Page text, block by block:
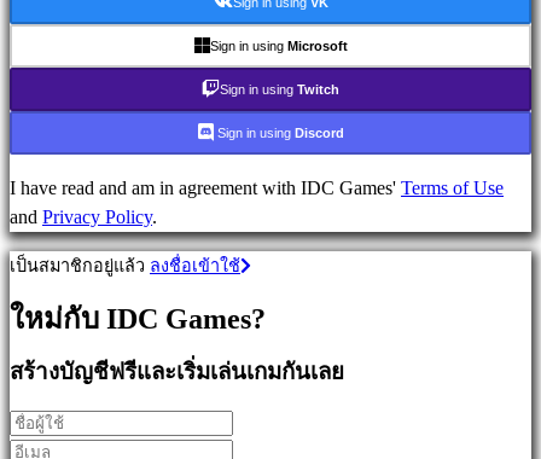
เกม
กีฬา
เกม
นัก
ยิง
Racing
Casual
games
Indie
games
Simulation
Sign in using Microsoft
Sign in using Twitch
Sign in using Discord
I have read and am in agreement with IDC Games' Terms of Use
and Privacy Policy.
เป็นสมาชิกอยู่แล้ว ลงชื่อเข้าใช้
ใหม่กับ IDC Games?
สร้างบัญชีฟรีและเริ่มเล่นเกมกันเลย